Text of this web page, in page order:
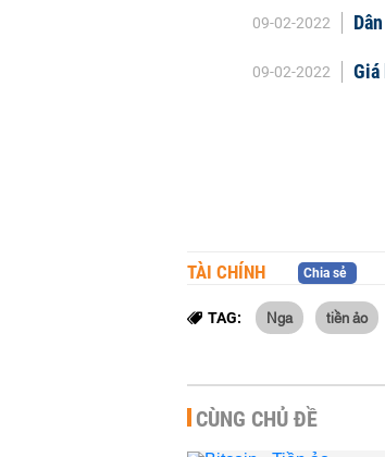
09-02-2022
09-02-2022 Giá
TÀI CHÍNH Chia sẻ
TAG: Nga tiền ảo
CÙNG CHỦ ĐỀ